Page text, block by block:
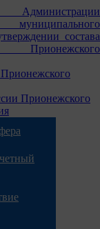
Администрации
муниципального
состава
Прионежского
Прионежского
Прионежского